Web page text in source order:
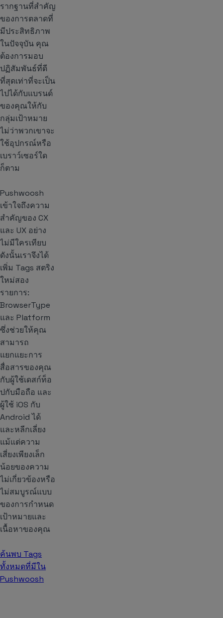
รากฐานที่สำคัญ
ของการตลาดที่
มีประสิทธิภาพ
ในปัจจุบัน คุณ
ต้องการมอบ
ปฏิสัมพันธ์ที่ดี
ที่สุดเท่าที่จะเป็น
ไปได้กับแบรนด์
ของคุณให้กับ
กลุ่มเป้าหมาย
ไม่ว่าพวกเขาจะ
ใช้อุปกรณ์หรือ
เบราว์เซอร์ใด
ก็ตาม
Pushwoosh
เข้าใจถึงความ
สำคัญของ CX
และ UX อย่าง
ไม่มีใครเทียบ
ดังนั้นเราจึงได้
เพิ่ม Tags สตริง
ใหม่สอง
รายการ:
BrowserType
และ Platform
ซึ่งช่วยให้คุณ
สามารถ
แยกแยะการ
สื่อสารของคุณ
กับผู้ใช้เดสก์ท็อ
ปกับมือถือ และ
ผู้ใช้ iOS กับ
Android ได้
และหลีกเลี่ยง
แม้แต่ความ
เสี่ยงเพียงเล็ก
น้อยของความ
ไม่เกี่ยวข้องหรือ
ไม่สมบูรณ์แบบ
ของการกำหนด
เป้าหมายและ
เนื้อหาของคุณ
ค้นพบ Tags
ทั้งหมดที่มีใน
Pushwoosh